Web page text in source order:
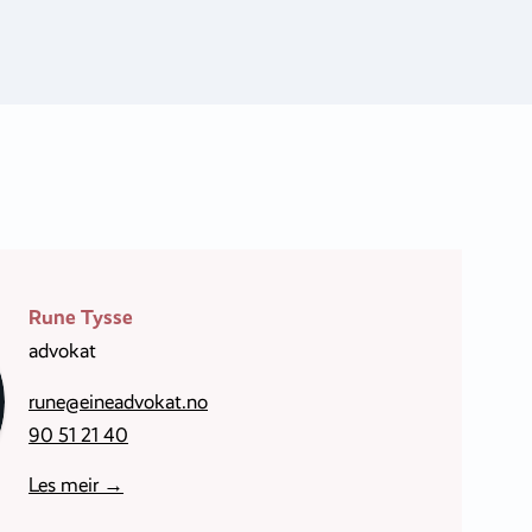
Rune Tysse
advokat
rune@eineadvokat.no
90 51 21 40
Les meir →